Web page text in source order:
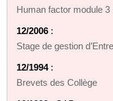
Human factor module
12/2006 :
Stage de gestion
12/1994:
Brevets des Collège